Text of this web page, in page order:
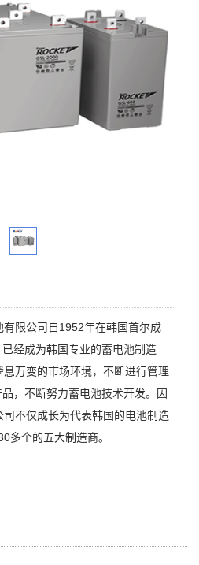
限公司自1952年在韩国首尔成
经成为韩国专业的蓄电池制造
万变的市场环境，不断进行管理
，不断努力蓄电池技术开发。因
不仅成长为代表韩国的电池制造
多个的五大制造商。